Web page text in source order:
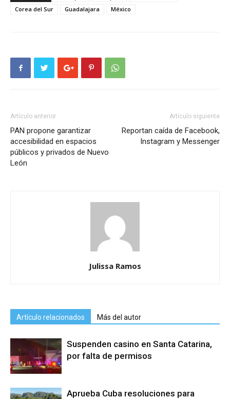
Corea del Sur
Guadalajara México
Artículo anterior
PAN propone garantizar
accesibilidad en espacios
públicos y privados de Nuevo
León
Artículo siguiente
Reportan caída de Facebook,
Instagram y Messenger
Julissa Ramos
Artículo relacionados Más del autor
Suspenden casino en Santa Catarina,
por falta de permisos
Aprueba Cuba resoluciones para